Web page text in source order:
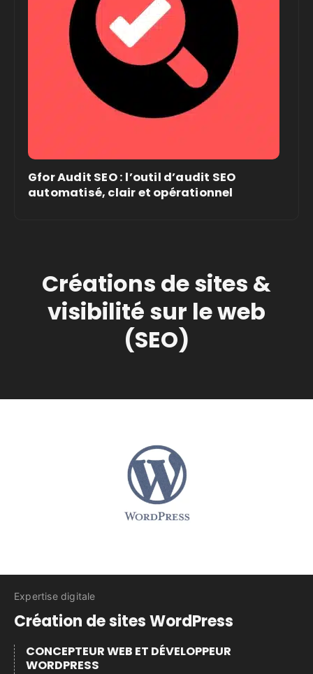
Gfor Audit SEO : l’outil d’audit SEO
automatisé, clair et opérationnel
Créations de sites &
visibilité sur le web
(SEO)
Expertise digitale
Création de sites WordPress
CONCEPTEUR WEB ET DÉVELOPPEUR
WORDPRESS